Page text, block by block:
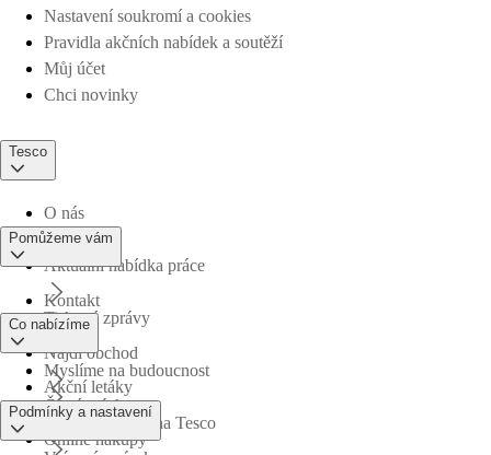
Nastavení soukromí a cookies
Pravidla akčních nabídek a soutěží
Můj účet
Chci novinky
Tesco
O nás
Aktuální nabídka práce
Tiskové zprávy
Myslíme na budoucnost
Obchodní skupina Tesco
Pomůžeme vám
Kontakt
Najdi obchod
Časté otázky
Co nabízíme
Akční letáky
Online nákupy
Podmínky a nastavení